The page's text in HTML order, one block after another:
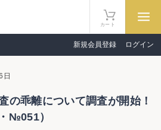
カート
新規会員登録 ログイン
日
の乖離について調査が開始！
№051）